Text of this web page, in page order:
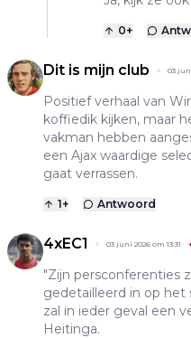
0+
Dit is mijn club 03
Positief verhaal van
koffiedik kijken, maar
vakman hebben
een Ajax waardige
gaat verrassen.
1+ Antwoord
4xEC1 03 juni 2026 om 13:31
"Zijn persconferenties
gedetailleerd in op het
zal in ieder geval een
Heitinga.